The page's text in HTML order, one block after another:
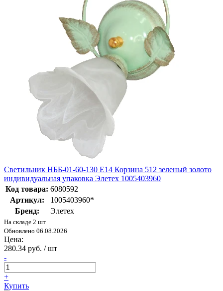
Светильник НББ-01-60-130 Е14 Корзина 512 зеленый золото
индивидуальная упаковка Элетех 1005403960
Код товара: 6080592
Артикул:
1005403960*
Бренд:
Элетех
На складе 2 шт
Обновлено 06.08.2026
Цена:
280.34 руб. / шт
-
+
Купить